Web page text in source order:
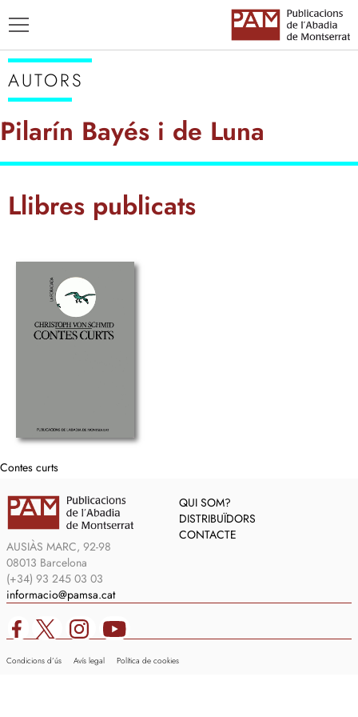
AUTORS
ENSENYAMENT CATALÀ
AUTORS
Pilarín Bayés i de Luna
Llibres publicats
Contes curts
AUSIÀS MARC, 92-98
08013 Barcelona
(+34) 93 245 03 03
informacio@pamsa.cat
QUI SOM?
DISTRIBUÏDORS
CONTACTE
Condicions d’ús Avís legal Política de cookies